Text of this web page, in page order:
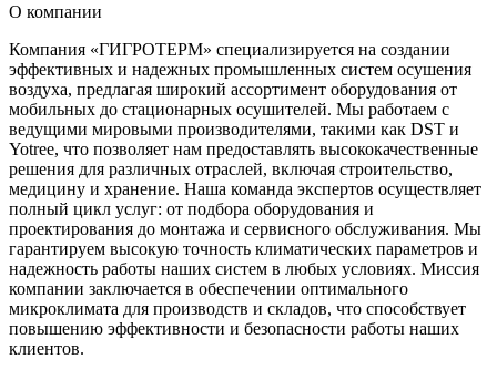
О компании
Компания «ГИГРОТЕРМ» специализируется на создании
эффективных и надежных промышленных систем осушения
воздуха, предлагая широкий ассортимент оборудования от
мобильных до стационарных осушителей. Мы работаем с
ведущими мировыми производителями, такими как DST и
Yotree, что позволяет нам предоставлять высококачественные
решения для различных отраслей, включая строительство,
медицину и хранение. Наша команда экспертов осуществляет
полный цикл услуг: от подбора оборудования и
проектирования до монтажа и сервисного обслуживания. Мы
гарантируем высокую точность климатических параметров и
надежность работы наших систем в любых условиях. Миссия
компании заключается в обеспечении оптимального
микроклимата для производств и складов, что способствует
повышению эффективности и безопасности работы наших
клиентов.